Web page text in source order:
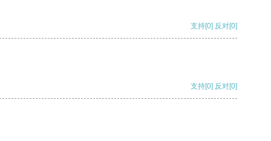
支持[0] 反对[0]
支持[0] 反对[0]